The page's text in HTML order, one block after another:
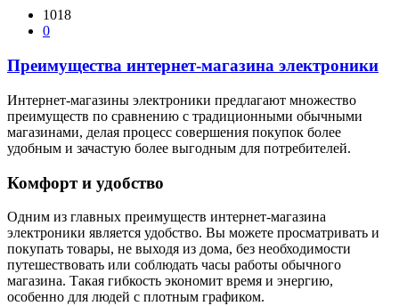
1018
0
Преимущества интернет-магазина электроники
Интернет-магазины электроники предлагают множество
преимуществ по сравнению с традиционными обычными
магазинами, делая процесс совершения покупок более
удобным и зачастую более выгодным для потребителей.
Комфорт и удобство
Одним из главных преимуществ интернет-магазина
электроники является удобство. Вы можете просматривать и
покупать товары, не выходя из дома, без необходимости
путешествовать или соблюдать часы работы обычного
магазина. Такая гибкость экономит время и энергию,
особенно для людей с плотным графиком.